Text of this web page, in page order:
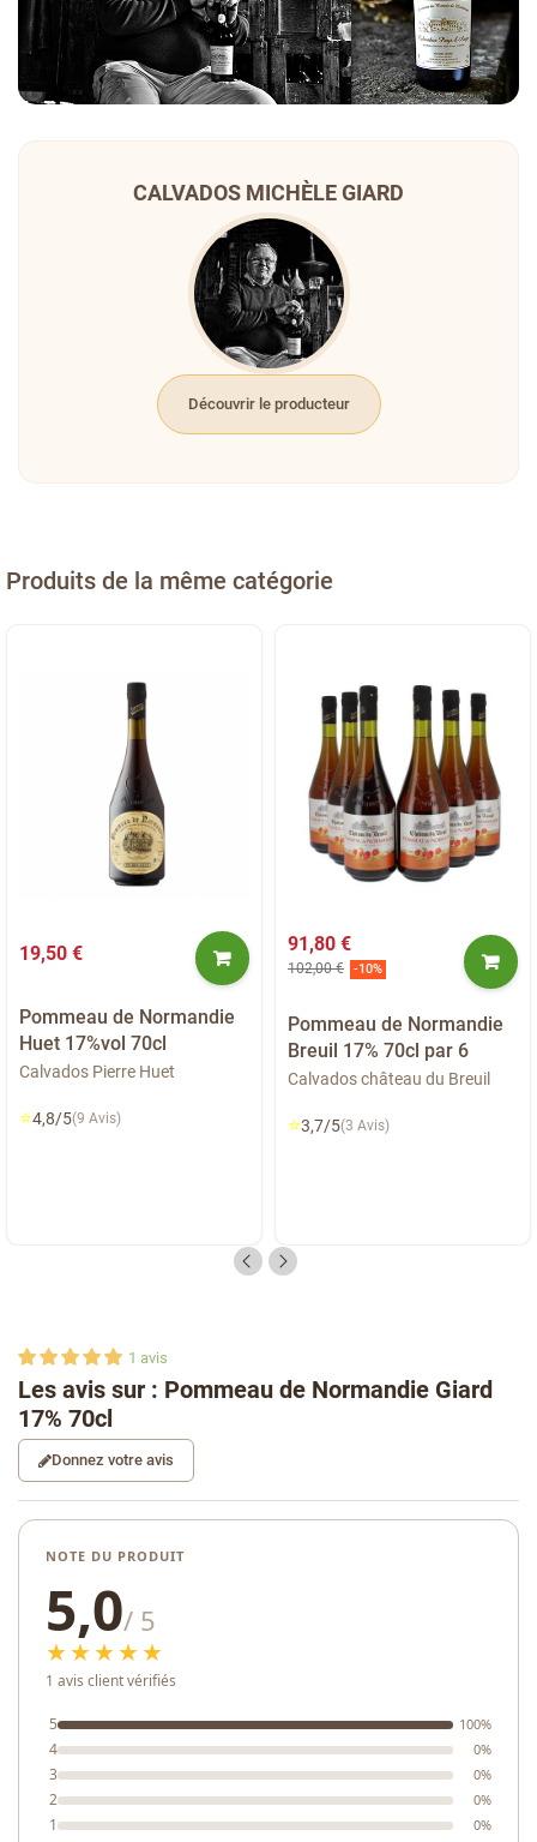
CALVADOS MICHÈLE GIARD
Découvrir le producteur
Produits de la même catégorie
19,50 €
Pommeau de Normandie
Huet 17%vol 70cl
Calvados Pierre Huet
⭐4,8/5(9 Avis)
91,80 €
102,00 € -10%
Pommeau de Normandie
Breuil 17% 70cl par 6
Calvados château du Breuil
⭐3,7/5(3 Avis)
Les avis sur : Pommeau de Normandie Giard
17% 70cl
1 avis
Donnez votre avis
NOTE DU PRODUIT
5,0/ 5
★★★★★
1 avis client vérifiés
5 100%
4 0%
3 0%
2 0%
1 0%